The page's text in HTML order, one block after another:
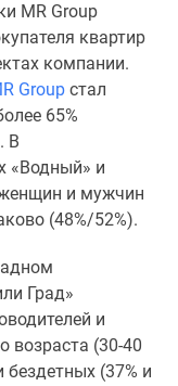
MR Group
квартир
компании.
Group стал
65%
В
«Водный» и
и мужчин
(48%/52%).
Град»
и
возраста (30-40
(37% и